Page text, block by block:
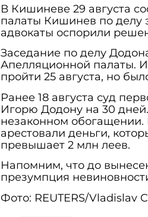
В Кишиневе 29 августа
палаты Кишинев по делу
адвокаты оспорили
Заседание по делу
Апелляционной палаты.
пройти 25 августа, но
Ранее 18 августа суд
Игорю Додону на 30
незаконном обогащении.
арестовали деньги,
превышает 2 млн леев.
Напомним, что до
презумпция
Фото: REUTERS/Vladislav